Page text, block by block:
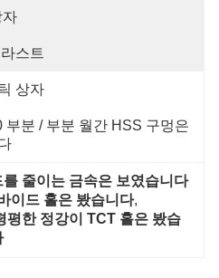
자
스트
상자
부분 / 부분 월간 HSS 구멍은
를 줄이는 금속은 보였습니다
이드 홀은 봤습니다,
평한 정강이 TCT 홀은 봤습